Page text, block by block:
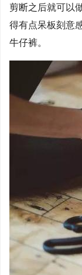
剪断之后就可以
得有点呆板刻意
牛仔裤。